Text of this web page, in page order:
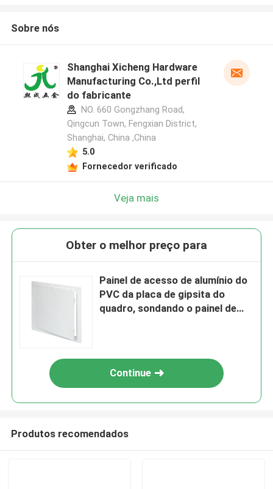
Sobre nós
Shanghai Xicheng Hardware
Manufacturing Co.,Ltd perfil
do fabricante
NO. 660 Gongzhang Road,
Qingcun Town, Fengxian District,
Shanghai, China ,China
5.0
Fornecedor verificado
Veja mais
Obter o melhor preço para
Painel de acesso de alumínio do
PVC da placa de gipsita do
quadro, sondando o painel de
Continue
Produtos recomendados